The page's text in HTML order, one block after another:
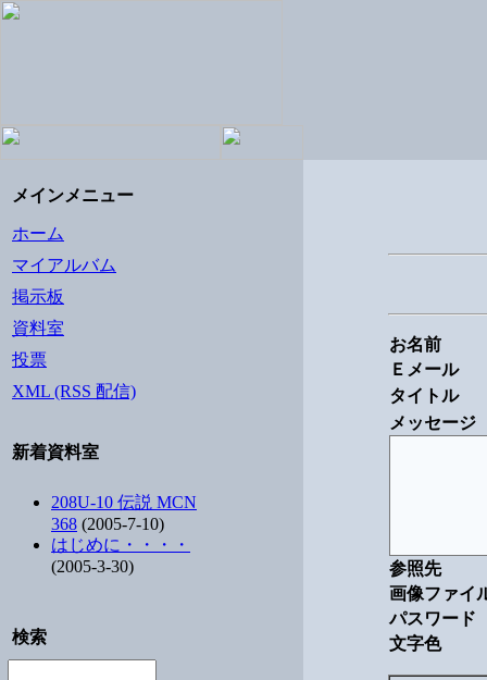
メインメニュー
ホーム
マイアルバム
掲示板
資料室
投票
XML (RSS 配信)
新着資料室
208U-10 伝説 MCN
368 (2005-7-10)
はじめに・・・・
(2005-3-30)
検索
お名前
Ｅメール
タイトル
メッセージ
参照先
画像ファイ
パスワード
文字色